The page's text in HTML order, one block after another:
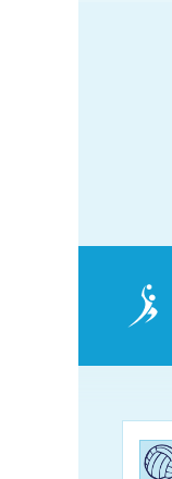
Verein